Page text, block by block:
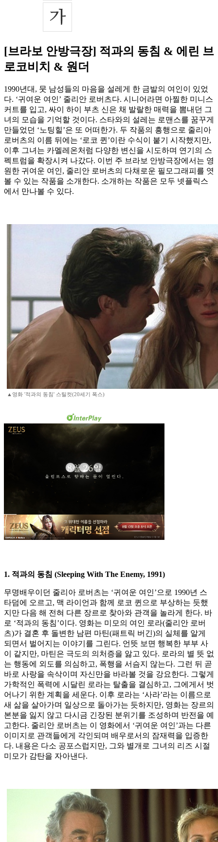
[브라보 안방극장] 적과의 동침 & 에린 브
로코비치 & 원더
1990년대, 뭇 남성들의 마음을 설레게 한 금발의 여인이 있었
다. ‘귀여운 여인’ 줄리안 로버츠다. 시니어라면 아찔한 미니스
커트를 입고, 싸이 하이 부츠 신은 채 발랄한 매력을 뽐내던 그
녀의 모습을 기억할 것이다. 스타와의 설레는 로맨스를 꿈꾸게
만들었던 ‘노팅힐’은 또 어떠한가. 두 작품의 흥행으로 줄리아
로버츠의 이름 뒤에는 ‘로코 퀸’이란 수식이 붙기 시작했지만,
이후 그녀는 카멜레온처럼 다양한 변신을 시도하며 연기의 스
펙트럼을 확장시켜 나갔다. 이번 주 브라보 안방극장에서는 영
원한 귀여운 여인, 줄리안 로버츠의 다채로운 필모그래피를 엿
볼 수 있는 작품을 소개한다. 소개하는 작품은 모두 넷플릭스
에서 만나볼 수 있다.
▲영화 '적과의 동침' 스틸컷(20세기 폭스)
1. 적과의 동침 (Sleeping With The Enemy, 1991)
무명배우이던 줄리아 로버츠는 ‘귀여운 여인’으로 1990년 스
타덤에 오르고, 맥 라이언과 함께 로코 퀸으로 부상하는 듯했
지만 다음 해 전혀 다른 장르로 찾아와 관객을 놀라게 한다. 바
로 ‘적과의 동침’이다. 영화는 미모의 여인 로라(줄리안 로버
츠)가 결혼 후 돌변한 남편 마틴(패트릭 버긴)의 실체를 알게
되면서 벌어지는 이야기를 그린다. 언뜻 보면 행복한 부부 사
이 같지만, 마틴은 극도의 의처증을 앓고 있다. 로라의 별 뜻 없
는 행동에 외도를 의심하고, 폭행을 서슴지 않는다. 그런 뒤 곧
바로 사랑을 속삭이며 자신만을 바라볼 것을 강요한다. 그렇게
가학적인 폭력에 시달린 로라는 탈출을 결심하고, 그에게서 벗
어나기 위한 계획을 세운다. 이후 로라는 ‘사라’라는 이름으로
새 삶을 살아가며 일상으로 돌아가는 듯하지만, 영화는 장르의
본분을 잃지 않고 다시금 긴장된 분위기를 조성하며 반전을 예
고한다. 줄리안 로버츠는 이 영화에서 ‘귀여운 여인’과는 다른
이미지로 관객들에게 각인되며 배우로서의 잠재력을 입증한
다. 내용은 다소 공포스럽지만, 그와 별개로 그녀의 리즈 시절
미모가 감탄을 자아낸다.